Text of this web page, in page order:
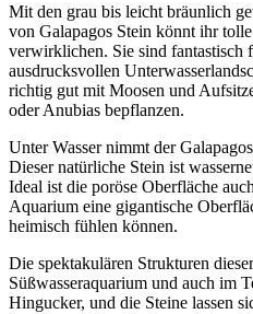
Mit den grau bis leicht bräunlich
von Galapagos Stein könnt ihr
verwirklichen. Sie sind fantastisch
ausdrucksvollen
richtig gut mit Moosen und
oder Anubias bepflanzen.
Unter Wasser nimmt der
Dieser natürliche Stein ist
Ideal ist die poröse Oberfläche
Aquarium eine gigantische
heimisch fühlen können.
Die spektakulären Strukturen
Süßwasseraquarium und auch im
Hingucker, und die Steine lassen